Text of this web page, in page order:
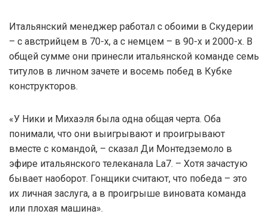
Итальянский менеджер работал с обоими в Скудерии
– с австрийцем в 70-х, а с немцем – в 90-х и 2000-х. В
общей сумме они принесли итальянской команде семь
титулов в личном зачете и восемь побед в Кубке
конструкторов.
«У Ники и Михаэля была одна общая черта. Оба
понимали, что они выигрывают и проигрывают
вместе с командой, – сказал Ди Монтедземоло в
эфире итальянского телеканала La7. – Хотя зачастую
бывает наоборот. Гонщики считают, что победа – это
их личная заслуга, а в проигрыше виновата команда
или плохая машина».